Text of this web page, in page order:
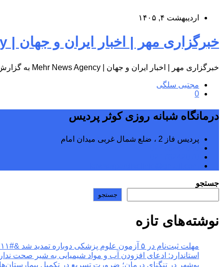
اردیبهشت ۴, ۱۴۰۵
خبرگزاری مهر | اخبار ایران و جهان | Mehr News Agency
خبرگزاری مهر | اخبار ایران و جهان | Mehr News Agency به گزارش پایگاه اطلاع‌رسانی درمانگاه شبانه‌روزی کوثر پردیس، به…
مجتبی سلگی
0
درمانگاه شبانه روزی کوثر پردیس
پردیس فاز 2 ، ضلع شمال غربی میدان امام
جستجو
جستجو
نوشته‌های تازه
مهلت ثبت‌نام در ۵ آزمون علوم پزشکی دوباره تمدید شد &#۸۲۱۱; خبرگزاری مهر | اخبار ایران و جهان
استاندارد: ادعای افزودن آب و مواد شیمیایی به شیر صحت ندارد &#۸۲۱۱; خبرگزاری مهر | اخبار
بوشهر در تنگنای درمان؛ ضرورت تسریع در تکمیل بیمارستان‌ها &#۸۲۱۱; خبرگزاری مهر | اخبار